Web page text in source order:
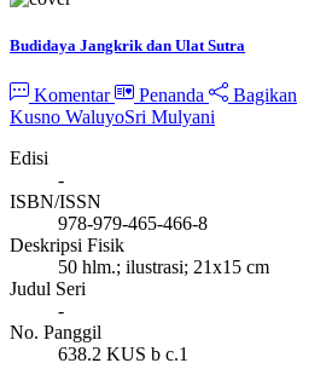
Budidaya Jangkrik dan Ulat Sutra
Komentar Penanda
Bagikan
Kusno WaluyoSri Mulyani
Edisi
-
ISBN/ISSN
978-979-465-466-8
Deskripsi Fisik
50 hlm.; ilustrasi; 21x15 cm
Judul Seri
-
No. Panggil
638.2 KUS b c.1